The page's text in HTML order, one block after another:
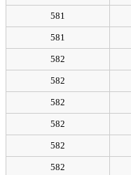
581
581
582
582
582
582
582
582